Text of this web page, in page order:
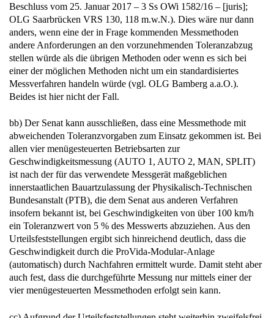
Beschluss vom 25. Januar 2017 – 3 Ss OWi 1582/16 – [juris];
OLG Saarbrücken VRS 130, 118 m.w.N.). Dies wäre nur dann
anders, wenn eine der in Frage kommenden Messmethoden
andere Anforderungen an den vorzunehmenden Toleranzabzug
stellen würde als die übrigen Methoden oder wenn es sich bei
einer der möglichen Methoden nicht um ein standardisiertes
Messverfahren handeln würde (vgl. OLG Bamberg a.a.O.).
Beides ist hier nicht der Fall.
bb) Der Senat kann ausschließen, dass eine Messmethode mit
abweichenden Toleranzvorgaben zum Einsatz gekommen ist. Bei
allen vier menügesteuerten Betriebsarten zur
Geschwindigkeitsmessung (AUTO 1, AUTO 2, MAN, SPLIT)
ist nach der für das verwendete Messgerät maßgeblichen
innerstaatlichen Bauartzulassung der Physikalisch-Technischen
Bundesanstalt (PTB), die dem Senat aus anderen Verfahren
insofern bekannt ist, bei Geschwindigkeiten von über 100 km/h
ein Toleranzwert von 5 % des Messwerts abzuziehen. Aus den
Urteilsfeststellungen ergibt sich hinreichend deutlich, dass die
Geschwindigkeit durch die ProVida-Modular-Anlage
(automatisch) durch Nachfahren ermittelt wurde. Damit steht aber
auch fest, dass die durchgeführte Messung nur mittels einer der
vier menügesteuerten Messmethoden erfolgt sein kann.